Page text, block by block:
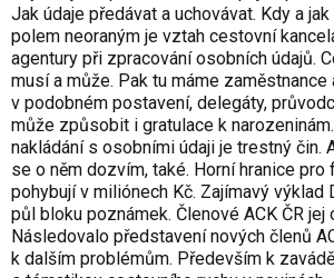
Jak údaje předávat a uchovávat. Kdy a
polem neoraným je vztah cestovní
agentury při zpracování osobních údajů.
musí a může. Pak tu máme zaměstnance
v podobném postavení, delegáty,
může způsobit i gratulace k
nakládání s osobními údaji je trestný čin.
se o něm dozvím, také. Horní hranice pro
pohybují v miliónech Kč. Zajímavý výklad
půl bloku poznámek. Členové ACK ČR jej
Následovalo představení nových členů
k dalším problémům. Především k